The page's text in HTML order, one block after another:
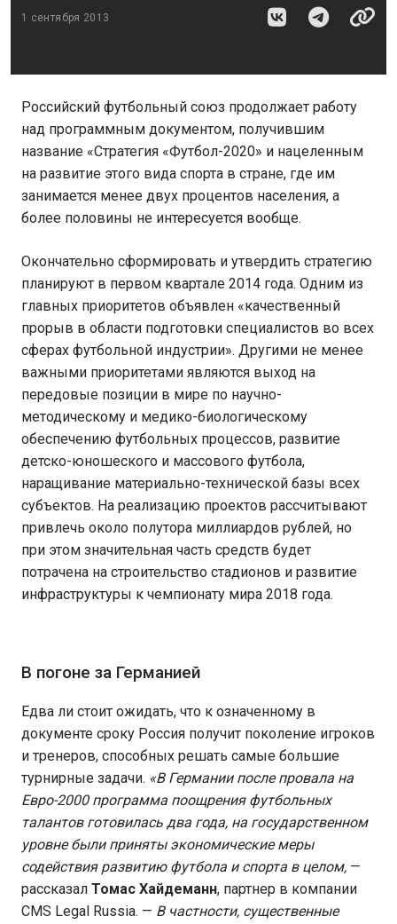
1 сентября 2013
Российский футбольный союз продолжает работу
над программным документом, получившим
название «Стратегия «Футбол-2020» и нацеленным
на развитие этого вида спорта в стране, где им
занимается менее двух процентов населения, а
более половины не интересуется вообще.
Окончательно сформировать и утвердить стратегию
планируют в первом квартале 2014 года. Одним из
главных приоритетов объявлен «качественный
прорыв в области подготовки специалистов во всех
сферах футбольной индустрии». Другими не менее
важными приоритетами являются выход на
передовые позиции в мире по научно-
методическому и медико-биологическому
обеспечению футбольных процессов, развитие
детско-юношеского и массового футбола,
наращивание материально-технической базы всех
субъектов. На реализацию проектов рассчитывают
привлечь около полутора миллиардов рублей, но
при этом значительная часть средств будет
потрачена на строительство стадионов и развитие
инфраструктуры к чемпионату мира 2018 года.
В погоне за Германией
Едва ли стоит ожидать, что к означенному в
документе сроку Россия получит поколение игроков
и тренеров, способных решать самые большие
турнирные задачи. «В Германии после провала на
Евро-2000 программа поощрения футбольных
талантов готовилась два года, на государственном
уровне были приняты экономические меры
содействия развитию футбола и спорта в целом, —
рассказал Томас Хайдеманн, партнер в компании
CMS Legal Russia. — В частности, существенные